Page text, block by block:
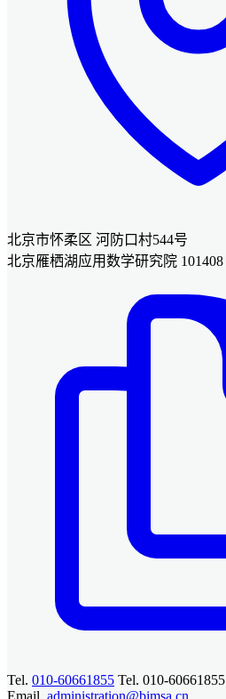
北京市怀柔区 河防口村544号
北京雁栖湖应用数学研究院 101408
Tel. 010-60661855 Tel. 010-60661855
Email. administration@bimsa.cn